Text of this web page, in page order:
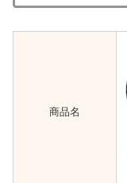
商品名